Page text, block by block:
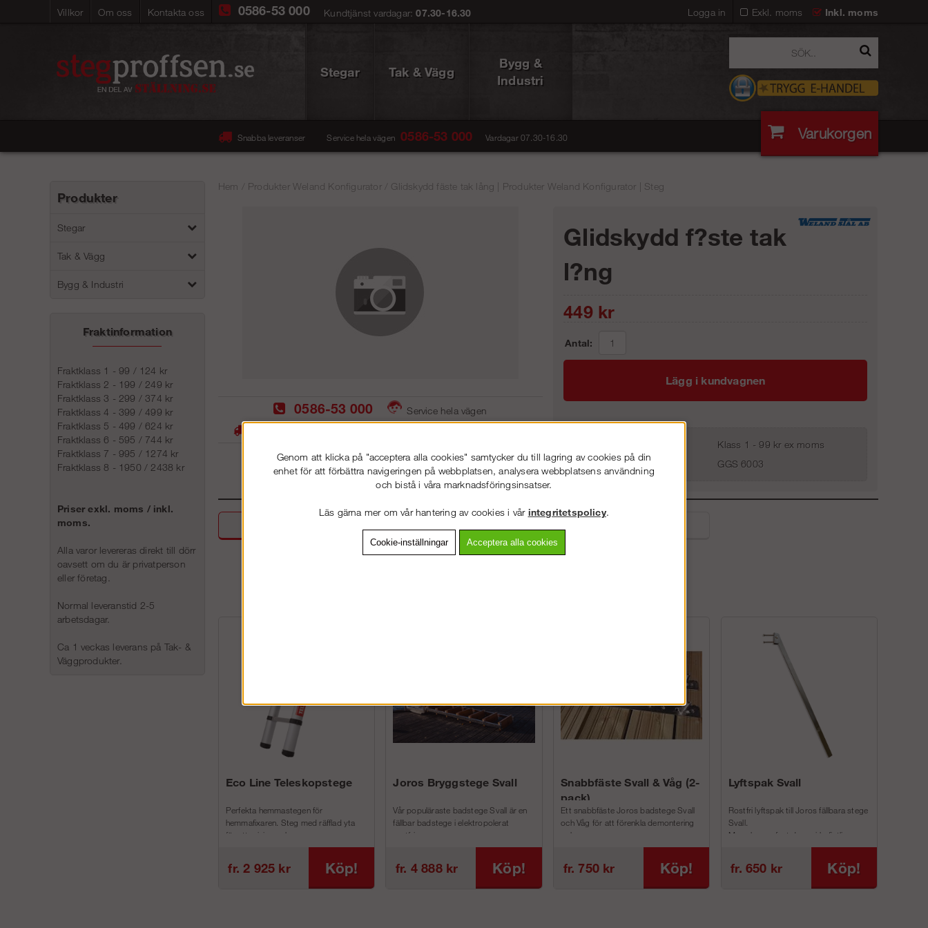
Villkor Om oss Kontakta oss Exkl. moms Inkl. moms
0586-53 000 Kundtjänst vardagar:07.30-16.30 Logga in
Stegar Tak & Vägg
Bygg &
Industri
Snabba leveranser Service hela vägen 0586-53 000 Vardagar 07.30-16.30 Varukorgen
Produkter
Stegar
Tak & Vägg
Bygg & Industri
Fraktinformation
Fraktklass 1 - 99 / 124 kr
Fraktklass 2 - 199 / 249 kr
Fraktklass 3 - 299 / 374 kr
Fraktklass 4 - 399 / 499 kr
Fraktklass 5 - 499 / 624 kr
Fraktklass 6 - 595 / 744 kr
Fraktklass 7 - 995 / 1274 kr
Fraktklass 8 - 1950 / 2438 kr
Priser exkl. moms / inkl.
moms.
Alla varor levereras direkt till dörr
oavsett om du är privatperson
eller företag.
Normal leveranstid 2-5
arbetsdagar.
Ca 1 veckas leverans på Tak- &
Väggprodukter.
Hem Produkter Weland Konfigurator/ Glidskydd fäste tak lång | Produkter Weland Konfigurator | Steg
0586-53 000
Service hela vägen
Glidskydd f?ste tak
l?ng
449kr
Antal:
Lägg i kundvagnen
Klass 1 - 99 kr ex moms
Artnr:
GGS 6003
Detaljerad info
Eco Line Teleskopstege
Perfekta hemmastegen för
hemmafixaren. Steg med räfflad yta
för att minimera h...
fr. 2 925 kr Köp!
Joros Bryggstege Svall
Vår populäraste badstege Svall är en
fällbar badstege i elektropolerat
rostfri...
fr. 4 888 kr Köp!
Snabbfäste Svall & Våg (2-
pack)
Ett snabbfäste Joros badstege Svall
och Våg för att förenkla demontering
och m...
fr. 750 kr Köp!
Lyftspak Svall
Rostfri lyftspak till Joros fällbara stege
Svall.
Man skruvar fast denna i befintliga
fr. 650 kr Köp!
Genom att klicka på "acceptera alla cookies" samtycker du till lagring av cookies på din
enhet för att förbättra navigeringen på webbplatsen, analysera webbplatsens användning
och bistå i våra marknadsföringsinsatser.
Läs gärna mer om vår hantering av cookies i vår integritetspolicy.
Cookie-inställningar Acceptera alla cookies
VÄLKOMMEN TILL STEGPROFFSEN.SE